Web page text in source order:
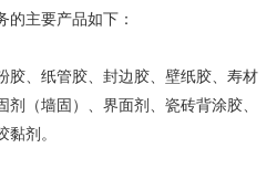
的主要产品如下：
胶、纸管胶、封边胶、壁纸胶、寿材
（墙固）、界面剂、瓷砖背涂胶、
剂。